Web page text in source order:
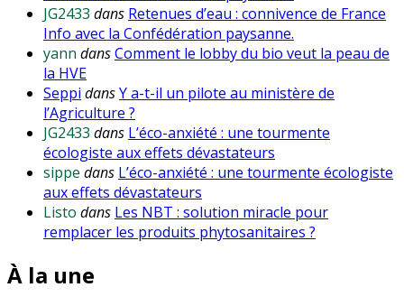
JG2433 dans Retenues d’eau : connivence de France
Info avec la Confédération paysanne.
yann dansComment le lobby du bio veut la peau de
la HVE
Seppi dansY a-t-il un pilote au ministère de
l’Agriculture ?
JG2433 dans L’éco-anxiété : une tourmente
écologiste aux effets dévastateurs
sippe dans L’éco-anxiété : une tourmente écologiste
aux effets dévastateurs
Listo dans Les NBT : solution miracle pour
remplacer les produits phytosanitaires ?
À la une